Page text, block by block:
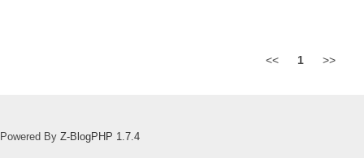
<< 1 >>
Powered By Z-BlogPHP 1.7.4